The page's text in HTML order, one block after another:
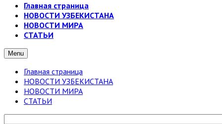
Главная страница
НОВОСТИ УЗБЕКИСТАНА
НОВОСТИ МИРА
СТАТЬИ
Menu
Главная страница
НОВОСТИ УЗБЕКИСТАНА
НОВОСТИ МИРА
СТАТЬИ